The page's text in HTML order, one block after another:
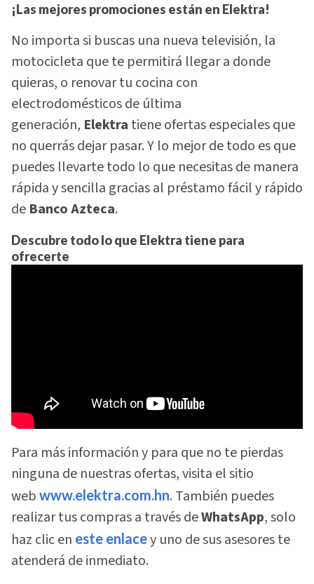
¡Las mejores promociones están en Elektra!
No importa si buscas una nueva televisión, la
motocicleta que te permitirá llegar a donde
quieras, o renovar tu cocina con
electrodomésticos de última
generación, Elektra tiene ofertas especiales que
no querrás dejar pasar. Y lo mejor de todo es que
puedes llevarte todo lo que necesitas de manera
rápida y sencilla gracias al préstamo fácil y rápido
de Banco Azteca.
Descubre todo lo que Elektra tiene para
ofrecerte
Para más información y para que no te pierdas
ninguna de nuestras ofertas, visita el sitio
web www.elektra.com.hn. También puedes
realizar tus compras a través deWhatsApp, solo
haz clic en este enlacey uno de sus asesores te
atenderá de inmediato.